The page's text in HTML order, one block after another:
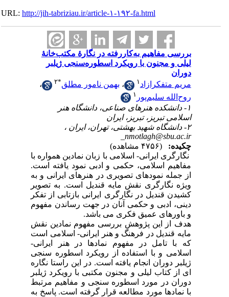
URL:http://jih-tabriziau.ir/article-۱-۱۹۲-fa.html
بررسی مفاهیم به‌کاررفته در نگارۀ مکتب‌خانۀ
لیلی و مجنون با رویکرد اسطوره‌سنجی ژیلبر
مریم متفکرازاد ۱ بهمن نامور مطلق
،
روح‌الله سلیم‌پور
۱- دانشکده هنرهای صناعی، دانشگاه هنر
اسلامی تبریز، تبریز، ایران
_nmotlagh@sbu.ac.ir
(۴۷۵۶ مشاهده)
نگارگری ایرانی- اسلامی با زبان نمادین همواره با
مفاهیم اسلامی، حکمی و ادبی نمود یافته است.
از جمله نمودهای تصویری در هنرهای ایرانی و به
ویژه نگارگری نقش مایه قندیل است. به تصویر
کشیدن قندیل در نگارگری ایرانی بازتابی از تفکر
دینی، ادبی و حکمی آنان در جهت رساندن مفهوم
و باورهای عمیق فکری می باشد.
هدف از این پژوهش بررسی مفهوم نمادین نقش
مایه قندیل در فرهنگ و هنر ایرانی- اسلامی است
که با تامل در مفهوم نمادها در هنر ایرانی-
اسلامی و با استفاده از رویکرد اسطوره سنجی
ژیلبر دوران انجام یافته است. در این راستا نگاره
ای از کتاب لیلی و مجنون مکتبی با رویکرد ژیلبر
دوران در مورد اسطوره سنجی و مفاهیم مرتبط
با نمادها مورد مطالعه قرار گرفته است. پاسخ به